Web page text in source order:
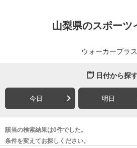
山梨県のスポーツ
ウォーカープラ
日付から探
今日 明日
該当の検索結果は0件でした。
条件を変えてお探しください。